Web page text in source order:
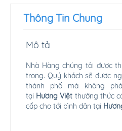
Thông Tin Chung
Mô tả
Nhà Hàng chúng tôi được
trọng. Quý khách sẽ được
thành phố mà không
tại Hương Việt thưởng thức
cấp cho tới bình dân tại